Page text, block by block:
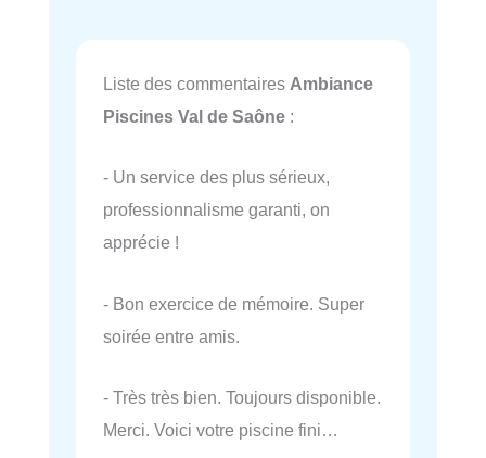
Liste des commentaires Ambiance
Piscines Val de Saône :
- Un service des plus sérieux,
professionnalisme garanti, on
apprécie !
- Bon exercice de mémoire. Super
soirée entre amis.
- Très très bien. Toujours disponible.
Merci. Voici votre piscine fini…